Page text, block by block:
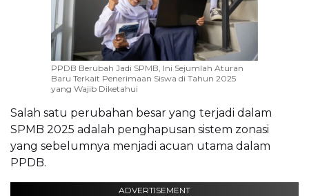
PPDB Berubah Jadi SPMB, Ini Sejumlah Aturan
Baru Terkait Penerimaan Siswa di Tahun 2025
yang Wajib Diketahui
Salah satu perubahan besar yang terjadi dalam
SPMB 2025 adalah penghapusan sistem zonasi
yang sebelumnya menjadi acuan utama dalam
PPDB.
ADVERTISEMENT